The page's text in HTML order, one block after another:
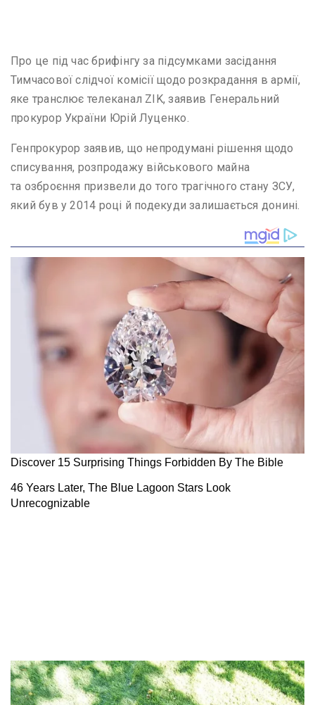
Про це під час брифінгу за підсумками засідання
Тимчасової слідчої комісії щодо розкрадання в армії,
яке транслює телеканал ZIK, заявив Генеральний
прокурор України Юрій Луценко.
Генпрокурор заявив, що непродумані рішення щодо
списування, розпродажу військового майна
та озброєння призвели до того трагічного стану ЗСУ,
який був у 2014 році й подекуди залишається донині.